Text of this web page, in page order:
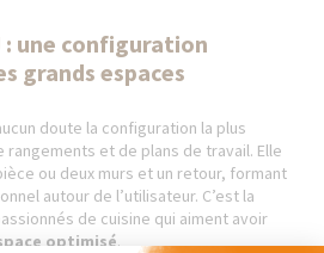
: une configuration
grands espaces
doute la configuration la plus
et de plans de travail. Elle
ou deux murs et un retour, formant
autour de l’utilisateur. C’est la
de cuisine qui aiment avoir
optimisé.